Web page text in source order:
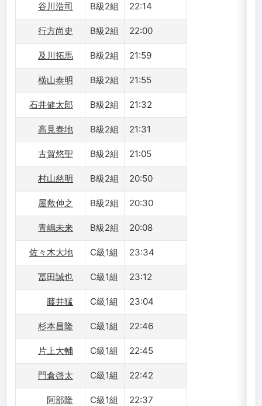
谷川浩司 B級2組 22:14
行方尚史 B級2組 22:00
及川拓馬 B級2組 21:59
横山泰明 B級2組 21:55
石井健太郎 B級2組 21:32
高見泰地 B級2組 21:31
古賀悠聖 B級2組 21:05
村山慈明 B級2組 20:50
屋敷伸之 B級2組 20:30
青嶋未来 B級2組 20:08
佐々木大地 C級1組 23:34
冨田誠也 C級1組 23:12
藤井猛 C級1組 23:04
杉本昌隆 C級1組 22:46
片上大輔 C級1組 22:45
門倉啓太 C級1組 22:42
阿部隆 C級1組 22:37